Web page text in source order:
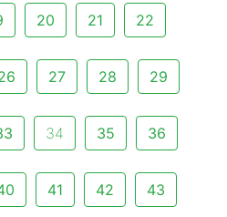
20 21 22
27 28 29
34 35 36
41 42 43